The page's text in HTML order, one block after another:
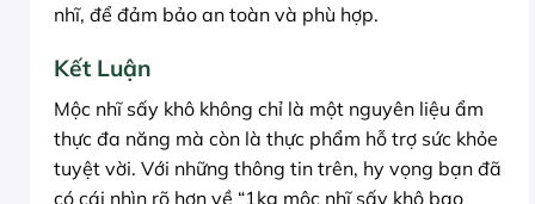
nhĩ, để đảm bảo an toàn và phù hợp.
Kết Luận
Mộc nhĩ sấy khô không chỉ là một nguyên liệu ẩm
thực đa năng mà còn là thực phẩm hỗ trợ sức khỏe
tuyệt vời. Với những thông tin trên, hy vọng bạn đã
có cái nhìn rõ hơn về “1kg mộc nhĩ sấy khô bao